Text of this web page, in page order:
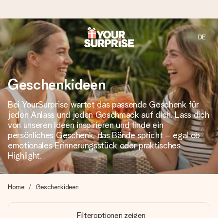
Heute bestellt, in 1 Werktag verschickt
Wir bereiten dein Geschenk sorgfältig vor und schicken es
blitzschnell – damit du es genau zum richtigen Zeitpunkt
überreichen kannst, wenn es am meisten zählt.
4,7 (basierend auf +15.000 Bewertungen)
Unsere Geschenke begeistern. Kunden bewerten uns mit
4,7 bei Google Reviews (Gesamtergebnis aller Länder, in
die wir versenden).
Mit Liebe gemacht, im Handumdrehen
DE
Geschenkideen
Bei YourSurprise wartet das passende Geschenk für
jeden Anlass und jeden Geschmack auf dich. Lass dich
von unseren Ideen inspirieren und finde ein
persönliches Geschenk, das Bände spricht – egal ob
emotionales Erinnerungsstück oder praktisches
Highlight.
Home Geschenkideen
Filteroptionen zeigen